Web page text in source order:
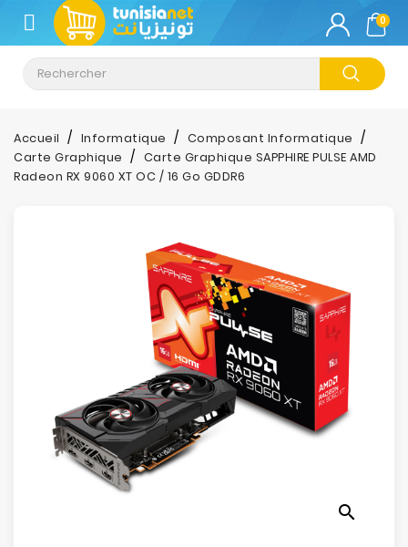
CATÉGORIE
Climatisation
Informatique
Téléphonie
Electroménager
Bureautique
0
Accueil Informatique
Composant Informatique
Carte Graphique
Carte Graphique SAPPHIRE PULSE AMD
Radeon RX 9060 XT OC / 16 Go GDDR6
search